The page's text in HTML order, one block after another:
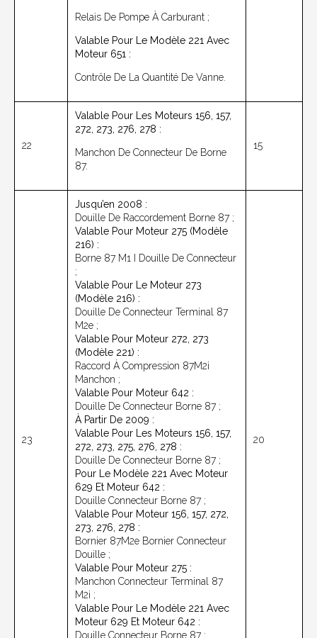
Relais De Pompe À Carburant ;
Valable Pour Le Modèle 221 Avec
Moteur 651 :
Contrôle De La Quantité De Vanne.
22
Valable Pour Les Moteurs 156, 157,
272, 273, 276, 278 :
Manchon De Connecteur De Borne
87.
15
23
Jusqu’en 2008 :
Douille De Raccordement Borne 87 ;
Valable Pour Moteur 275 (modèle
216) :
Borne 87 M1 I Douille De Connecteur
;
Valable Pour Le Moteur 273
(modèle 216) :
Douille De Connecteur Terminal 87
M2e ;
Valable Pour Moteur 272, 273
(modèle 221) :
Raccord À Compression 87M2i
Manchon ;
Valable Pour Moteur 642 :
Douille De Connecteur Borne 87 ;
À Partir De 2009 :
Valable Pour Les Moteurs 156, 157,
272, 273, 275, 276, 278 :
Douille De Connecteur Borne 87 ;
Pour Le Modèle 221 Avec Moteur
629 Et Moteur 642 :
Douille Connecteur Borne 87 ;
Valable Pour Moteur 156, 157, 272,
273, 276, 278 :
Bornier 87M2e Bornier Connecteur
Douille ;
Valable Pour Moteur 275 :
Manchon Connecteur Terminal 87
M2i ;
Valable Pour Le Modèle 221 Avec
Moteur 629 Et Moteur 642 :
Douille Connecteur Borne 87 ;
20